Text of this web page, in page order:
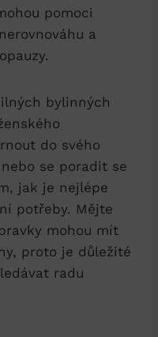
pomoci
a
bylinných
do svého
se poradit se
jak je nejlépe
potřeby. Mějte
mohou mít
proto je důležité
radu